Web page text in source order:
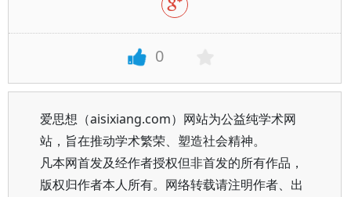
0
爱思想（aisixiang.com）网站为公益纯学术网
站，旨在推动学术繁荣、塑造社会精神。
凡本网首发及经作者授权但非首发的所有作品，
版权归作者本人所有。网络转载请注明作者、出